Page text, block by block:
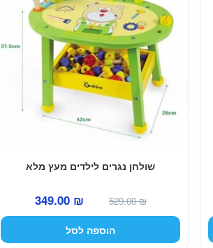
שולחן נגרים לילדים מעץ מלא
529.00₪
המחיר
המקורי
היה:
349.00 ₪
המחיר
הנוכחי
הוספה לסל